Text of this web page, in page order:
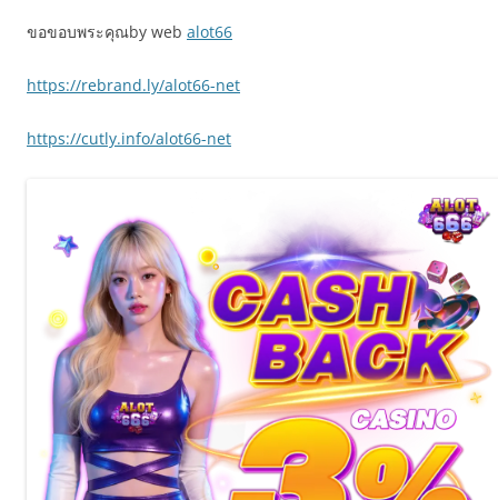
ขอขอบพระคุณby web alot66
https://rebrand.ly/alot66-net
https://cutly.info/alot66-net